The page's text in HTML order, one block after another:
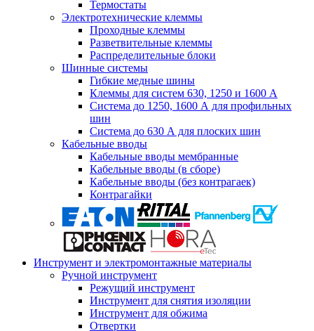
Термостаты
Электротехнические клеммы
Проходные клеммы
Разветвительные клеммы
Распределительные блоки
Шинные системы
Гибкие медные шины
Клеммы для систем 630, 1250 и 1600 А
Система до 1250, 1600 А для профильных
шин
Система до 630 А для плоских шин
Кабельные вводы
Кабельные вводы мембранные
Кабельные вводы (в сборе)
Кабельные вводы (без контрагаек)
Контрагайки
Инструмент и электромонтажные материалы
Ручной инструмент
Режущий инструмент
Инструмент для снятия изоляции
Инструмент для обжима
Отвертки